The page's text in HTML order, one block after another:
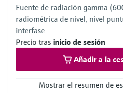
Fuente de radiación gamma
radiométrica de nivel, nivel
interfase
Precio tras inicio de sesión
Añadir a la
Mostrar el resumen de